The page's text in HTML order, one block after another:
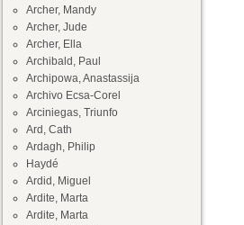
Archer, Mandy
Archer, Jude
Archer, Ella
Archibald, Paul
Archipowa, Anastassija
Archivo Ecsa-Corel
Arciniegas, Triunfo
Ard, Cath
Ardagh, Philip
Haydé
Ardid, Miguel
Ardite, Marta
Ardite, Marta